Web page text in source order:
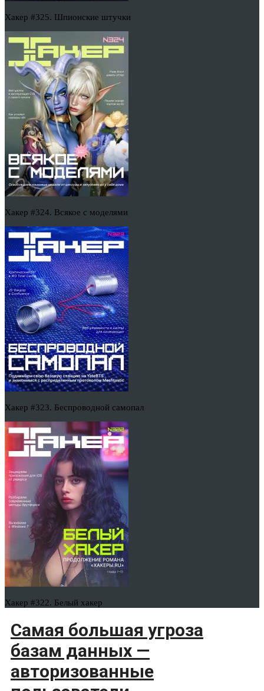
Хакер #325. Шпионские штучки
Хакер #324. Всякое с моделями
Хакер #323. Беспроводной самопал
Хакер #322. Белый хакер
Самая большая угроза
базам данных —
авторизованные